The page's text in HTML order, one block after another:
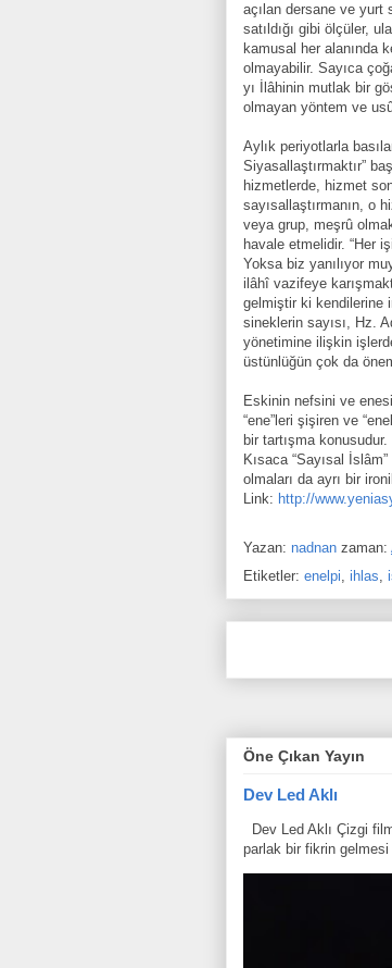
açılan dersane ve yurt
satıldığı gibi ölçüler,
kamusal her alanında
olmayabilir. Sayıca
yı İlâhinin mutlak bir
olmayan yöntem ve
Aylık periyotlarla
Siyasallaştırmaktır”
hizmetlerde, hizmet
sayısallaştırmanın, o
veya grup, meşrû
havale etmelidir. “Her
Yoksa biz yanılıyor
ilâhî vazifeye
gelmiştir ki kendilerine
sineklerin sayısı, Hz.
yönetimine ilişkin
üstünlüğün çok da
Eskinin nefsini ve
“ene”leri şişiren ve
bir tartışma konusudur.
Kısaca “Sayısal
olmaları da ayrı bir
Link: http://
Yazan: nadnan zaman:
Etiketler: enelpi, ihlas,
Öne Çıkan Yayın
Dev Led Aklı
Dev Led Aklı Çizgi
parlak bir fikrin gelmesi